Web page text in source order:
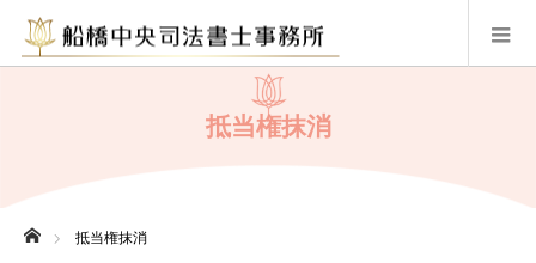
抵当権抹消
ホーム
抵当権抹消